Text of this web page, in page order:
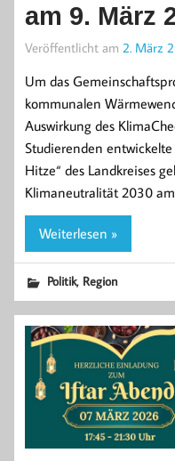
am 9. März
Veröffentlicht am 2. März
Um das
kommunalen
Auswirkung des
Studierenden
Hitze“ des Landkreises
Klimaneutralität 2030
Weiterlesen »
Politik, Region